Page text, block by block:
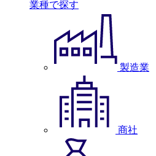
業種で探す
製造業
商社